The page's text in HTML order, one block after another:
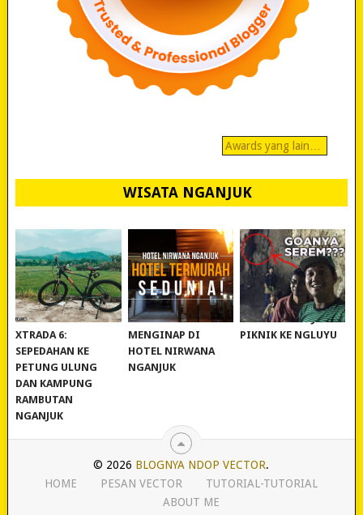
Awards yang lain…
WISATA NGANJUK
REVIEW POLYGON
XTRADA 6:
SEPEDAHAN KE
PETUNG ULUNG
DAN KAMPUNG
RAMBUTAN
NGANJUK
MURAH BANGET!
MENGINAP DI
HOTEL NIRWANA
NGANJUK
WISATA NGANJUK:
PIKNIK KE NGLUYU
© 2026 BLOGNYA NDOP VECTOR.
HOME
PESAN VECTOR
TUTORIAL-TUTORIAL
ABOUT ME